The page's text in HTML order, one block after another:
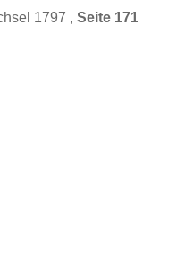
1797 , Seite 171